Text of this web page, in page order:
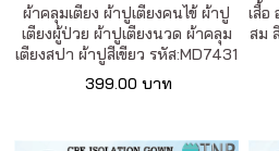
ผ้าคลุมเตียง ผ้าปูเตียงคนไข้ ผ้าปู
เตียงผู้ป่วย ผ้าปูเตียงนวด ผ้าคลุม
เตียงสปา ผ้าปูสีเขียว รหัส:MD7431
399.00 บาท
เสื้อ
สม